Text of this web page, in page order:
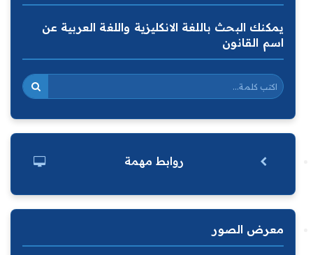
يمكنك البحث باللغة الانكليزية واللغة العربية عن
اسم القانون
روابط مهمة
معرض الصور